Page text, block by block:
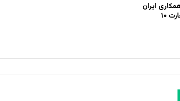
ایران
و پاکستان برای تحقق تجارت ۱۰